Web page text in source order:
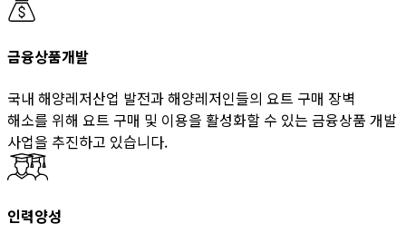
금융상품개발
국내 해양레저산업 발전과 해양레저인들의 요트 구매 장벽
해소를 위해 요트 구매 및 이용을 활성화할 수 있는 금융상품 개발
사업을 추진하고 있습니다.
인력양성